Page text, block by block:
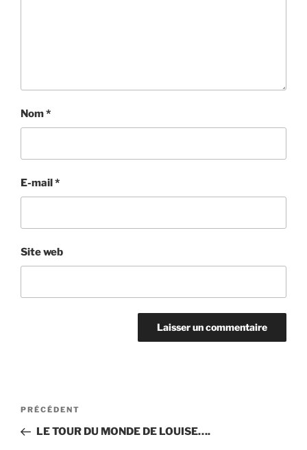
Nom*
E-mail*
Site web
Navigation
l’article
Article
précédent
PRÉCÉDENT
LE TOUR DU MONDE DE LOUISE….